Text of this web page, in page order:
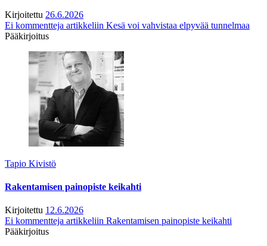
Kirjoitettu 26.6.2026
Ei kommentteja artikkeliin Kesä voi vahvistaa elpyvää tunnelmaa
Pääkirjoitus
Tapio Kivistö
Rakentamisen painopiste keikahti
Kirjoitettu 12.6.2026
Ei kommentteja artikkeliin Rakentamisen painopiste keikahti
Pääkirjoitus